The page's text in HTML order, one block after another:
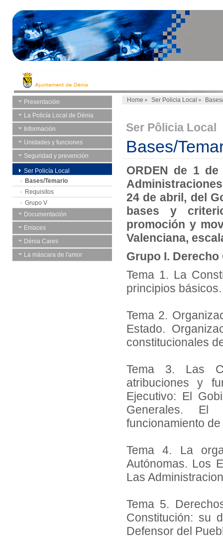
Presentación
La Policía Local de Dénia
Información
Unidades y funciones
Seguridad y prevención
Ser Policía Local
Bases/Temario
Requisitos
Grupo V
Documentación
Enlaces
Dénia Cares
La màscara de l'amor
Home Ser Policia Local
Ser Pôlicia Local
Bases/
ORDEN de 1
24 de abril, del
bases y
promoción y
Valenciana,
Grupo I.
Tema 1. La
principios
Tema 2.
Estado.
constitucionales
Tema 3. Las
atribuciones y
Ejecutivo: El
Generales. El
funcionamiento
Tema 4. La
Autónomas. Los
Las
Tema 5.
Constitución: su
Defensor del